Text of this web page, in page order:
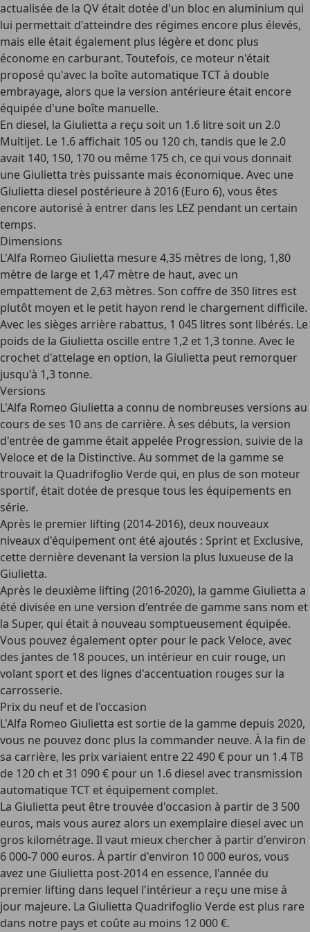
actualisée de la QV était dotée d'un bloc en aluminium qui
lui permettait d'atteindre des régimes encore plus élevés,
mais elle était également plus légère et donc plus
économe en carburant. Toutefois, ce moteur n'était
proposé qu'avec la boîte automatique TCT à double
embrayage, alors que la version antérieure était encore
équipée d'une boîte manuelle.
En diesel, la Giulietta a reçu soit un 1.6 litre soit un 2.0
Multijet. Le 1.6 affichait 105 ou 120 ch, tandis que le 2.0
avait 140, 150, 170 ou même 175 ch, ce qui vous donnait
une Giulietta très puissante mais économique. Avec une
Giulietta diesel postérieure à 2016 (Euro 6), vous êtes
encore autorisé à entrer dans les LEZ pendant un certain
temps.
Dimensions
L'Alfa Romeo Giulietta mesure 4,35 mètres de long, 1,80
mètre de large et 1,47 mètre de haut, avec un
empattement de 2,63 mètres. Son coffre de350 litres est
plutôt moyen et le petit hayon rend le chargement difficile.
Avec les sièges arrière rabattus, 1 045 litres sont libérés. Le
poids de la Giulietta oscille entre 1,2 et 1,3 tonne. Avec le
crochet d'attelage en option, la Giulietta peut remorquer
jusqu'à 1,3 tonne.
Versions
L'Alfa Romeo Giulietta a connu de nombreuses versions au
cours de ses 10 ans de carrière. À ses débuts, la version
d'entrée de gamme était appelée Progression, suivie de la
Veloce et de la Distinctive. Au sommet de la gamme se
trouvait la Quadrifoglio Verde qui, en plus de son moteur
sportif, était dotée de presque tous les équipements en
série.
Après le premier lifting (2014-2016), deux nouveaux
niveaux d'équipement ont été ajoutés : Sprint et Exclusive,
cette dernière devenant la version la plus luxueuse de la
Giulietta.
Après le deuxième lifting (2016-2020), la gamme Giulietta a
été divisée en une version d'entrée de gamme sans nom et
la Super, qui était à nouveau somptueusement équipée.
Vous pouvez également opter pour le pack Veloce, avec
des jantes de 18 pouces, un intérieur en cuir rouge, un
volant sport et des lignes d'accentuation rouges sur la
carrosserie.
Prix du neuf et de l'occasion
L'Alfa Romeo Giulietta est sortie de la gamme depuis 2020,
vous ne pouvez donc plus la commander neuve. À la fin de
sa carrière, les prix variaient entre 22 490 € pour un 1.4 TB
de 120 ch et 31 090 € pour un 1.6 diesel avec transmission
automatique TCT et équipement complet.
La Giulietta peut être trouvée d'occasion à partir de3 500
euros, mais vous aurez alors un exemplaire diesel avec un
gros kilométrage. Il vaut mieux chercher à partir d'environ
6 000-7 000 euros. À partir d'environ 10 000 euros, vous
avez une Giulietta post-2014 en essence, l'année du
premier lifting dans lequel l'intérieur a reçu une mise à
jour majeure. La Giulietta Quadrifoglio Verde est plus rare
dans notre pays et coûte au moins 12 000 €.